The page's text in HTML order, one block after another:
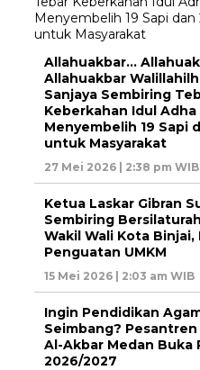
Allahuakbar…
Allahuakbar
Sanjaya Sembiring
Keberkahan Idul
Menyembelih 19 Sapi
untuk Masyarakat
27 Mei 2026 | 2:38 pm WIB
Ketua Laskar Gibran
Sembiring
Wakil Wali Kota Binjai,
Penguatan UMKM
15 Mei 2026 | 2:03 am WIB
Ingin Pendidikan
Seimbang?
Al-Akbar Medan Buka
2026/2027